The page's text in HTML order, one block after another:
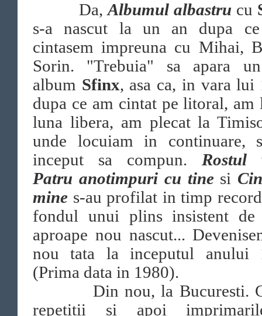
Da,Albumul albastru cu
s-a nascut la un an dupa
cintasem impreuna cu Mihai,
Sorin. "Trebuia" sa apara
album Sfinx, asa ca, in vara lui
dupa ce am cintat pe litoral, am
luna libera, am plecat la
unde locuiam in continuare,
inceput sa compun. Rostul
Patru anotimpuri cu tinesi
mine s-au profilat in timp
fondul unui plins insistent de
aproape nou nascut...
nou tata la inceputul anului
(Prima data in 1980).
Din nou, la Bucuresti.
repetitii si apoi